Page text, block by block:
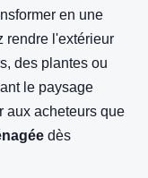
en une
rendre l'extérieur
des plantes ou
le paysage
aux acheteurs que
dès